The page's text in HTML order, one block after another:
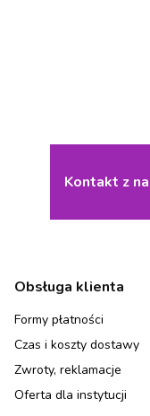
Kontakt z
Linki w stopce
Obsługa klienta
Formy płatności
Czas i koszty dostawy
Zwroty, reklamacje
Oferta dla instytucji